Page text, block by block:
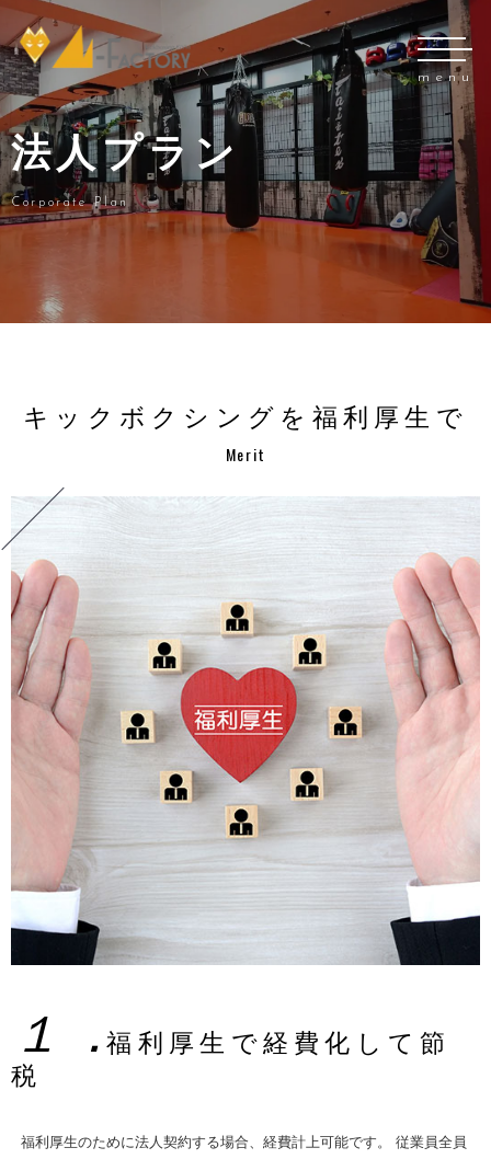
menu
法人プラン
Corporate Plan
キックボクシングを福利厚生で
Merit
１．福利厚生で経費化して節
税
福利厚生のために法人契約する場合、経費計上可能です。 従業員全員